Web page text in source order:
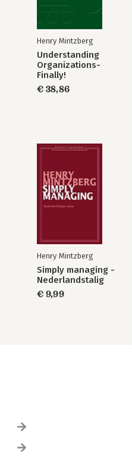
van effectieve
Henry Mintzberg
Understanding
Organizations-
Finally!
€ 38,86
Henry Mintzberg
Simply managing -
Nederlandstalig
€ 9,99